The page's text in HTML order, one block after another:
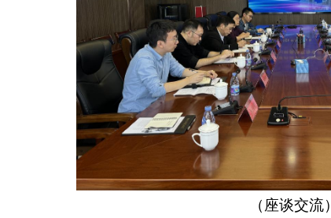
（座谈交流）